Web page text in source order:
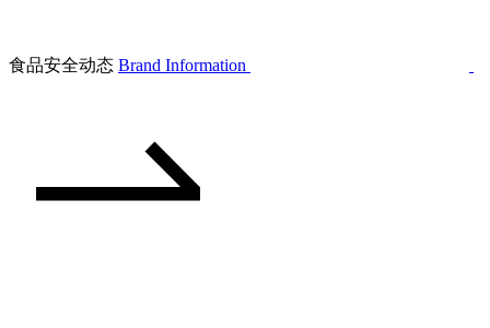
食品安全动态 Brand Information